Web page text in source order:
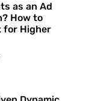
as an Ad
How to
for Higher